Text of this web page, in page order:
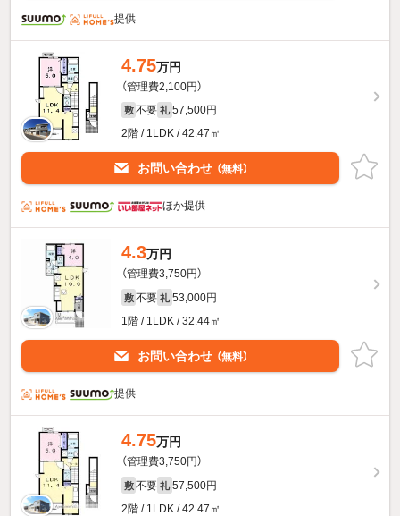
提供
4.75万円
（管理費2,100円）
敷 不要 礼 57,500円
2階 / 1LDK / 42.47㎡
お問い合わせ （無料）
ほか提供
4.3万円
（管理費3,750円）
敷 不要 礼 53,000円
1階 / 1LDK / 32.44㎡
お問い合わせ （無料）
提供
4.75万円
（管理費3,750円）
敷 不要 礼 57,500円
2階 / 1LDK / 42.47㎡